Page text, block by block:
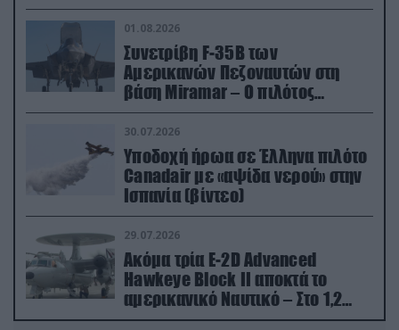
01.08.2026
Συνετρίβη F-35B των
Αμερικανών Πεζοναυτών στη
βάση Miramar – Ο πιλότος
εκτινάχθηκε εγκαίρως
30.07.2026
Υποδοχή ήρωα σε Έλληνα πιλότο
Canadair με «αψίδα νερού» στην
Ισπανία (βίντεο)
29.07.2026
Ακόμα τρία E-2D Advanced
Hawkeye Block II αποκτά το
αμερικανικό Ναυτικό – Στο 1,2
δισ.δολάρια το κόστος